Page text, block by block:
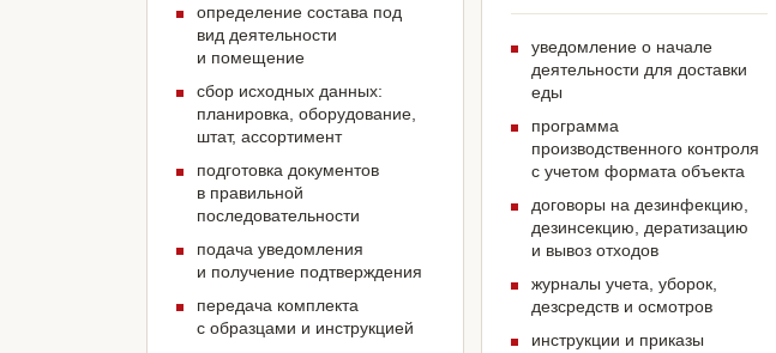
определение состава под
вид деятельности
и помещение
сбор исходных данных:
планировка, оборудование,
штат, ассортимент
подготовка документов
в правильной
последовательности
подача уведомления
и получение подтверждения
передача комплекта
с образцами и инструкцией
уведомление о начале
деятельности для доставки
еды
программа
производственного контроля
с учетом формата объекта
договоры на дезинфекцию,
дезинсекцию, дератизацию
и вывоз отходов
журналы учета, уборок,
дезсредств и осмотров
инструкции и приказы